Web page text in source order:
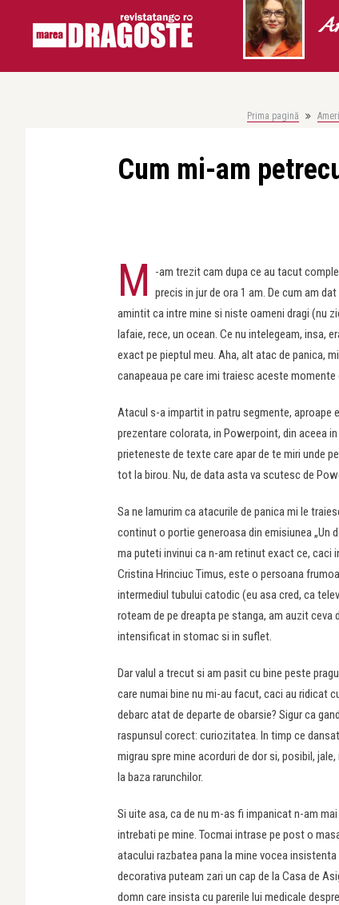
Prima pagină
Cum mi-am
M
-am trezit cam dupa ce au tacut
precis in jur de ora 1 am. De cum am
amintit ca intre mine si niste oameni dragi (nu
lafaie, rece, un ocean. Ce nu intelegeam, insa,
exact pe pieptul meu. Aha, alt atac de panica,
canapeaua pe care imi traiesc aceste
Atacul s-a impartit in patru segmente, aproape
prezentare colorata, in Powerpoint, din aceea
prieteneste de texte care apar de te miri unde
tot la birou. Nu, de data asta va scutesc de
Sa ne lamurim ca atacurile de panica mi le
continut o portie generoasa din emisiunea „Un
ma puteti invinui ca n-am retinut exact ce, caci
Cristina Hrinciuc Timus, este o persoana
intermediul tubului catodic (eu asa cred, ca
roteam de pe dreapta pe stanga, am auzit
intensificat in stomac si in suflet.
Dar valul a trecut si am pasit cu bine peste
care numai bine nu mi-au facut, caci au ridicat
debarc atat de departe de obarsie? Sigur ca
raspunsul corect: curiozitatea. In timp ce
migrau spre mine acorduri de dor si, posibil,
la baza rarunchilor.
Si uite asa, ca de nu m-as fi impanicat n-am
intrebati pe mine. Tocmai intrase pe post o
atacului razbatea pana la mine vocea
decorativa puteam zari un cap de la Casa de
domn care insista cu parerile lui medicale